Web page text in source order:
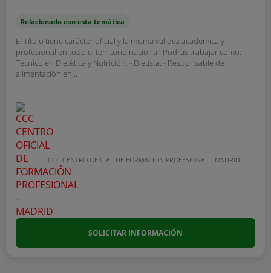
Relacionado con esta temática
El Título tiene carácter oficial y la misma validez académica y
profesional en todo el territorio nacional. Podrás trabajar como: -
Técnico en Dietética y Nutrición. - Dietista. - Responsable de
alimentación en...
CCC CENTRO OFICIAL DE FORMACIÓN PROFESIONAL - MADRID
SOLICITAR INFORMACIÓN